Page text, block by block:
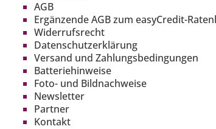
AGB
Ergänzende AGB zum easyCredit-
Widerrufsrecht
Datenschutzerklärung
Versand und Zahlungsbedingungen
Batteriehinweise
Foto- und Bildnachweise
Newsletter
Partner
Kontakt